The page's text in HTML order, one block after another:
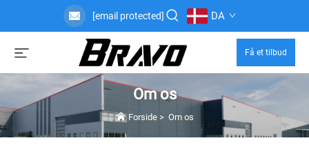
[email protected] DA
Få et tilbud
Om os
Forside> Om os